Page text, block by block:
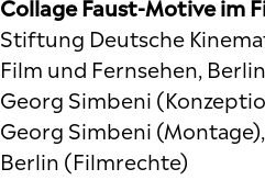
Collage Faust-Motive im
Stiftung Deutsche
Film und Fernsehen,
Georg Simbeni
Georg Simbeni
Berlin (Filmrechte)